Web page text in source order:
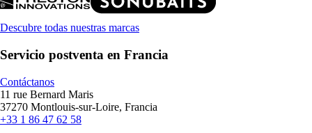
Descubre todas nuestras marcas
Servicio postventa en Francia
Contáctanos
11 rue Bernard Maris
37270 Montlouis-sur-Loire, Francia
+33 1 86 47 62 58